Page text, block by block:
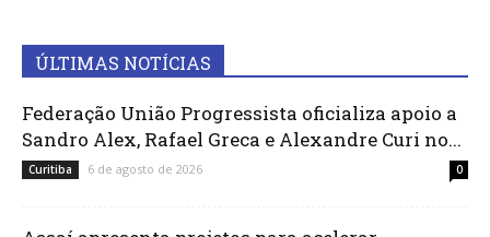
ÚLTIMAS NOTÍCIAS
Federação União Progressista oficializa apoio a
Sandro Alex, Rafael Greca e Alexandre Curi no...
Curitiba 6 de agosto de 2026 0